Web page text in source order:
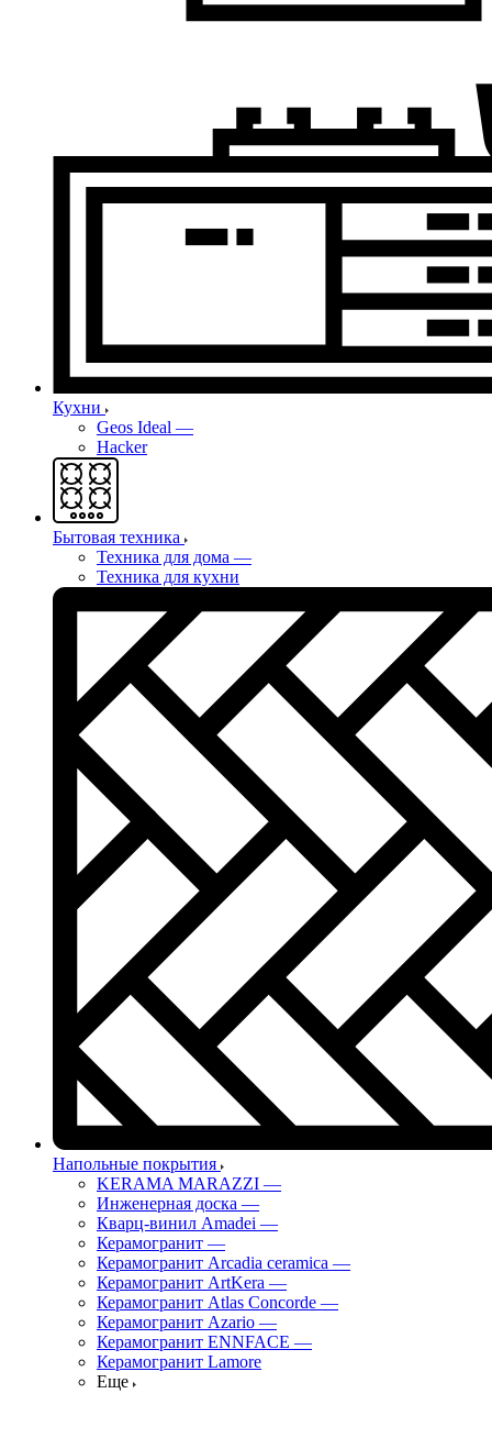
Кухни
Geos Ideal —
Hacker
Бытовая техника
Техника для дома —
Техника для кухни
Напольные покрытия
KERAMA MARAZZI —
Инженерная доска —
Кварц-винил Amadei —
Керамогранит —
Керамогранит Arcadia ceramica —
Керамогранит ArtKera —
Керамогранит Atlas Concorde —
Керамогранит Azario —
Керамогранит ENNFACE —
Керамогранит Lamore
Еще